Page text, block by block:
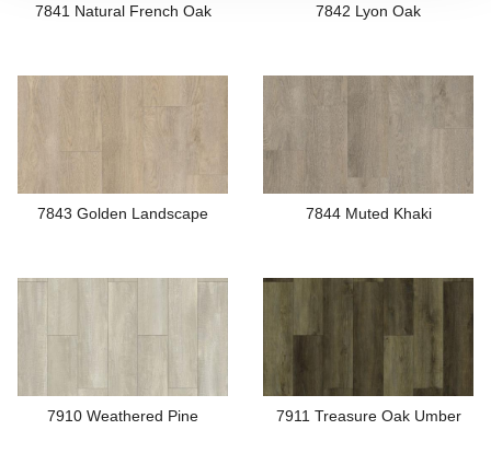
7841 Natural French Oak 7842 Lyon Oak
7843 Golden Landscape 7844 Muted Khaki
7910 Weathered Pine 7911 Treasure Oak Umber